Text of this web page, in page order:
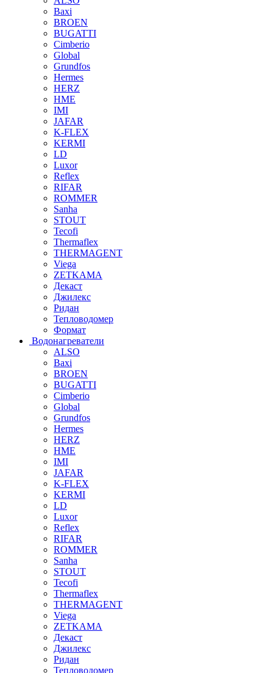
Baxi
BROEN
BUGATTI
Cimberio
Global
Grundfos
Hermes
HERZ
HME
IMI
JAFAR
K-FLEX
KERMI
LD
Luxor
Reflex
RIFAR
ROMMER
Sanha
STOUT
Tecofi
Thermaflex
THERMAGENT
Viega
ZETKAMA
Декаст
Джилекс
Ридан
Тепловодомер
Формат
Водонагреватели
ALSO
Baxi
BROEN
BUGATTI
Cimberio
Global
Grundfos
Hermes
HERZ
HME
IMI
JAFAR
K-FLEX
KERMI
LD
Luxor
Reflex
RIFAR
ROMMER
Sanha
STOUT
Tecofi
Thermaflex
THERMAGENT
Viega
ZETKAMA
Декаст
Джилекс
Ридан
Тепловодомер